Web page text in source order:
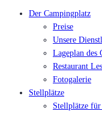
Der Campingplatz
Preise
Unsere
Lageplan des
Restaurant
Fotogalerie
Stellplätze
Stellplätze